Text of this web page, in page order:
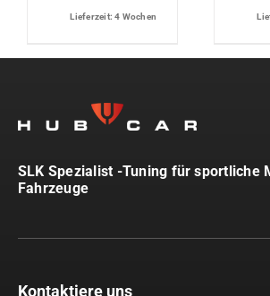
Lieferzeit:4 Wochen
SLK Spezialist -Tuning für sportliche
Fahrzeuge
Kontaktiere uns